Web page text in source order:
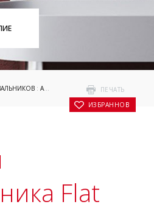
ПЕЧАТЬ
В ИЗБРАННОЕ
: АКСЕССУАРЫ : СЛИВ ДЛЯ
Flat